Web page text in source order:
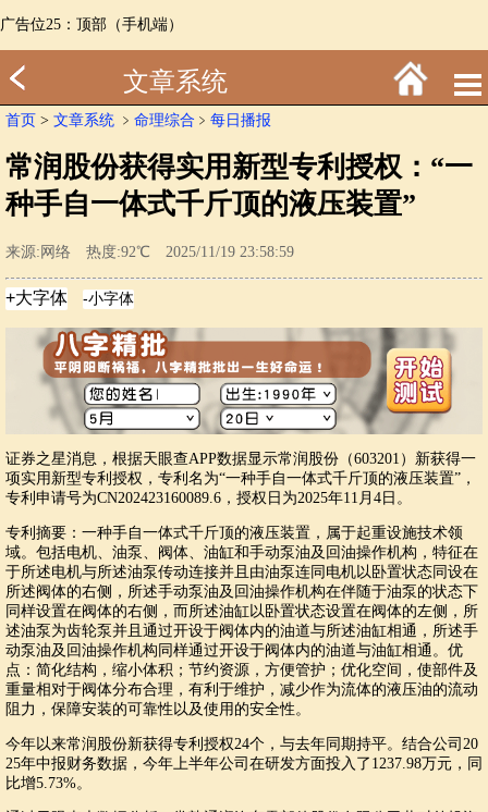
广告位25：顶部（手机端）
文章系统
首页 > 文章系统 ﹥ 命理综合 ﹥ 每日播报
常润股份获得实用新型专利授权：“一
种手自一体式千斤顶的液压装置”
来源:网络 热度:92℃ 2025/11/19 23:58:59
证券之星消息，根据天眼查APP数据显示常润股份（603201）新获得一
项实用新型专利授权，专利名为“一种手自一体式千斤顶的液压装置”，
专利申请号为CN202423160089.6，授权日为2025年11月4日。
专利摘要：一种手自一体式千斤顶的液压装置，属于起重设施技术领
域。包括电机、油泵、阀体、油缸和手动泵油及回油操作机构，特征在
于所述电机与所述油泵传动连接并且由油泵连同电机以卧置状态同设在
所述阀体的右侧，所述手动泵油及回油操作机构在伴随于油泵的状态下
同样设置在阀体的右侧，而所述油缸以卧置状态设置在阀体的左侧，所
述油泵为齿轮泵并且通过开设于阀体内的油道与所述油缸相通，所述手
动泵油及回油操作机构同样通过开设于阀体内的油道与油缸相通。优
点：简化结构，缩小体积；节约资源，方便管护；优化空间，使部件及
重量相对于阀体分布合理，有利于维护，减少作为流体的液压油的流动
阻力，保障安装的可靠性以及使用的安全性。
今年以来常润股份新获得专利授权24个，与去年同期持平。结合公司20
25年中报财务数据，今年上半年公司在研发方面投入了1237.98万元，同
比增5.73%。